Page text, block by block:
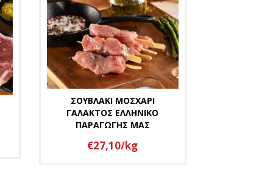
ΣΟΥΒΛΑΚΙ ΜΟΣΧΑΡΙ
ΓΑΛΑΚΤΟΣ ΕΛΛΗΝΙΚΟ
ΠΑΡΑΓΩΓΗΣ ΜΑΣ
€27,10/kg